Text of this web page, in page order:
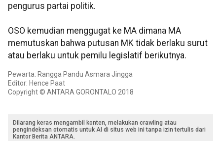
pengurus partai politik.
OSO kemudian menggugat ke MA dimana MA
memutuskan bahwa putusan MK tidak berlaku surut
atau berlaku untuk pemilu legislatif berikutnya.
Pewarta: Rangga Pandu Asmara Jingga
Editor: Hence Paat
Copyright © ANTARA GORONTALO 2018
Dilarang keras mengambil konten, melakukan crawling atau
pengindeksan otomatis untuk AI di situs web ini tanpa izin tertulis dari
Kantor Berita ANTARA.